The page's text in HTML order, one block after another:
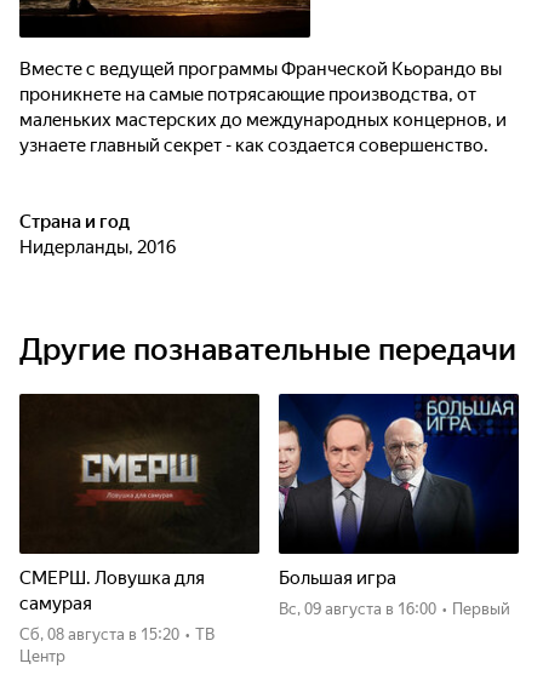
Вместе с ведущей программы Франческой Кьорандо вы
проникнете на самые потрясающие производства, от
маленьких мастерских до международных концернов, и
узнаете главный секрет - как создается совершенство.
Страна и год
Нидерланды, 2016
Другие познавательные передачи
СМЕРШ. Ловушка для
самурая
сб, 08 августа в 15:20 • ТВ
Центр
Большая игра
вс, 09 августа в 16:00 • Первый